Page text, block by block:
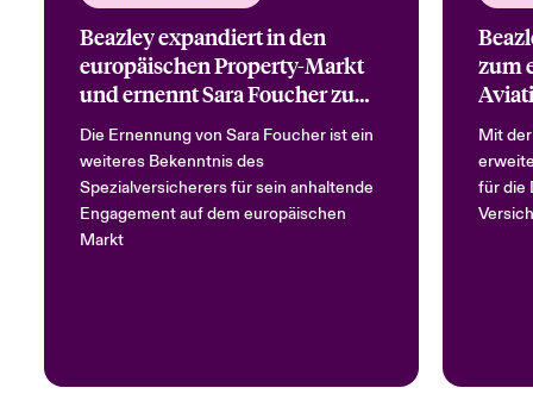
Beazley expandiert in den
europäischen Property-Markt
und ernennt Sara Foucher zum
Head of Commercial Property
Europe
Die Ernennung von Sara Foucher ist ein
weiteres Bekenntnis des
Spezialversicherers für sein anhaltende
Engagement auf dem europäischen
Markt
zum
Mit
für die